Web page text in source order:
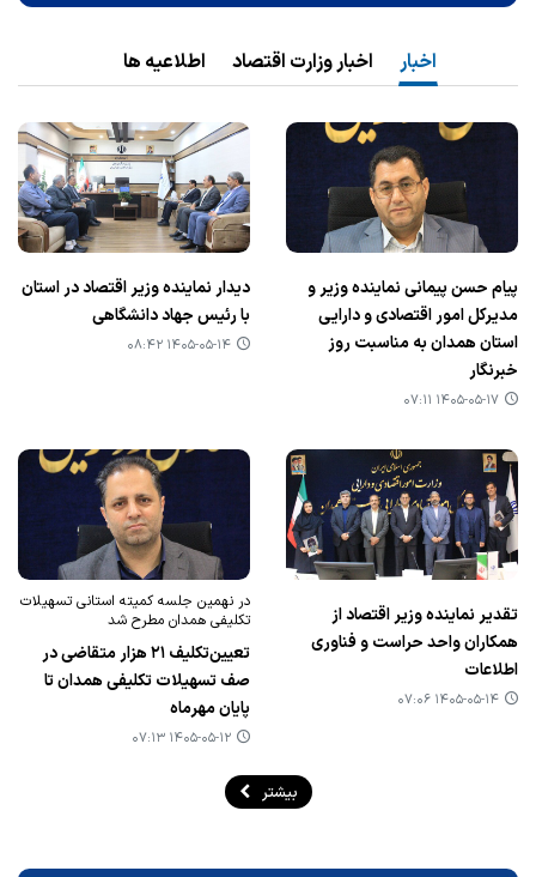
اخبار اخبار وزارت اقتصاد اطلاعیه ها
پیام حسن پیمانی نماینده وزیر و
مدیرکل امور اقتصادی و دارایی
استان همدان به مناسبت روز
خبرنگار
۱۴۰۵-۰۵-۱۷ ۰۷:۱۱
دیدار نماینده وزیر اقتصاد در استان
با رئیس جهاد دانشگاهی
۱۴۰۵-۰۵-۱۴ ۰۸:۴۲
تقدیر نماینده وزیر اقتصاد از
همکاران واحد حراست و فناوری
اطلاعات
۱۴۰۵-۰۵-۱۴ ۰۷:۰۶
در نهمین جلسه کمیته استانی تسهیلات
تکلیفی همدان مطرح شد
تعیین‌تکلیف ۲۱ هزار متقاضی در
صف تسهیلات تکلیفی همدان تا
پایان مهرماه
۱۴۰۵-۰۵-۱۲ ۰۷:۱۳
بیشتر